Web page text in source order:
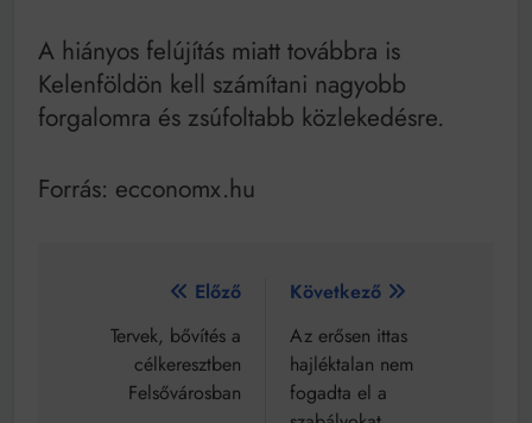
A hiányos felújítás miatt továbbra is
Kelenföldön kell számítani nagyobb
forgalomra és zsúfoltabb közlekedésre.
Forrás: ecconomx.hu
Bejegyzés
navigáció
Előző
Tervek, bővítés a
célkeresztben
Felsővárosban
Következő
Az erősen ittas
hajléktalan nem
fogadta el a